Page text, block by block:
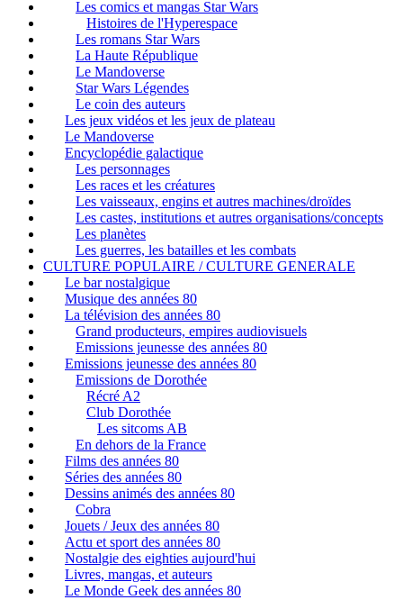
Les comics et mangas Star Wars
Histoires de l'Hyperespace
Les romans Star Wars
La Haute République
Le Mandoverse
Star Wars Légendes
Le coin des auteurs
Les jeux vidéos et les jeux de plateau
Le Mandoverse
Encyclopédie galactique
Les personnages
Les races et les créatures
Les vaisseaux, engins et autres machines/droïdes
Les castes, institutions et autres organisations/concepts
Les planètes
Les guerres, les batailles et les combats
CULTURE POPULAIRE / CULTURE GENERALE
Le bar nostalgique
Musique des années 80
La télévision des années 80
Grand producteurs, empires audiovisuels
Emissions jeunesse des années 80
Emissions jeunesse des années 80
Emissions de Dorothée
Récré A2
Club Dorothée
Les sitcoms AB
En dehors de la France
Films des années 80
Séries des années 80
Dessins animés des années 80
Cobra
Jouets / Jeux des années 80
Actu et sport des années 80
Nostalgie des eighties aujourd'hui
Livres, mangas, et auteurs
Le Monde Geek des années 80